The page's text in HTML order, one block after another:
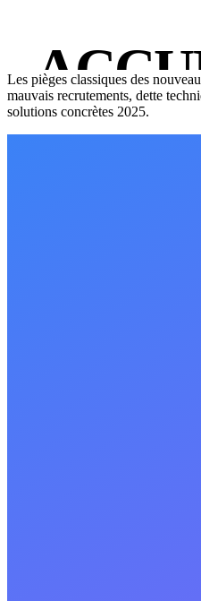
À
Les pièges classiques des
mauvais recrutements, dette
solutions concrètes 2025.